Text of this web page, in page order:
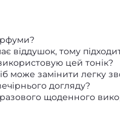
віддушок, тому
цей тонік?
може замінити легку
догляду?
щоденного